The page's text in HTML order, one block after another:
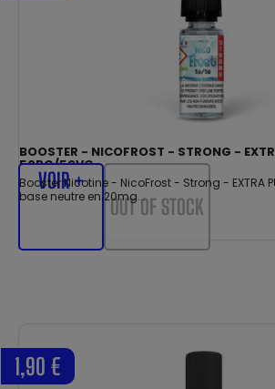
BOOSTER - NICOFROST - STRONG -
50PG/50VG
Booster Nicotine - NicoFrost - Strong - EXTRA
base neutre en 20mg...
VOIR +
OUT OF STOCK
1,90 €